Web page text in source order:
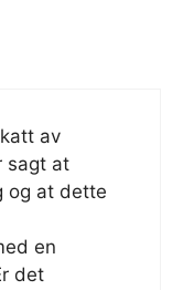
av
sagt at
og at dette
en
det